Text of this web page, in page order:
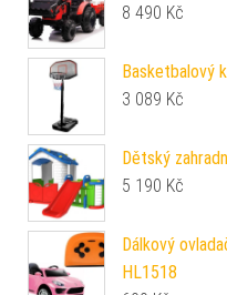
8 490 Kč
Basketbalový
3 089 Kč
Dětský
5 190 Kč
Dálkový
HL1518